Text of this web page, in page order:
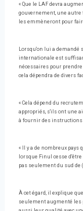
« Que le LAF devra
gouvernement, une
les emmèneront pour
Lorsqu'on lui a demandé
internationale est
nécessaires pour
cela dépendra de divers
« Cela dépend du
appropriés, s'ils ont une
à fournir des instructions
« Il y a de nombreux
lorsque Finul cesse
pas seulement du sud de
À cet égard, il explique
seulement augmenté les